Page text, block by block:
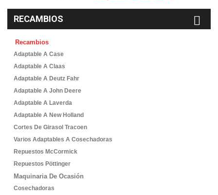
RECAMBIOS
Recambios
Adaptable A Case
Adaptable A Claas
Adaptable A Deutz Fahr
Adaptable A John Deere
Adaptable A Laverda
Adaptable A New Holland
Cortes De Girasol Tracoen
Varios Adaptables A Cosechadoras
Repuestos McCormick
Repuestos Pöttinger
Maquinaria De Ocasión
Cosechadoras